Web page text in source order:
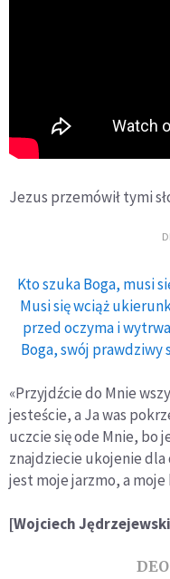
Jezus przemówił tymi
Kto szuka Boga, musi
Musi się wciąż
przed oczyma i
Boga, swój prawdziwy
«Przyjdźcie do Mnie
jesteście, a Ja was
uczcie się ode Mnie, bo
znajdziecie ukojenie dla
jest moje jarzmo, a
[Wojciech